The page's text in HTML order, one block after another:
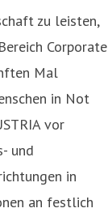
zu leisten,
Corporate
Mal
in Not
vor
und
in
an festlich